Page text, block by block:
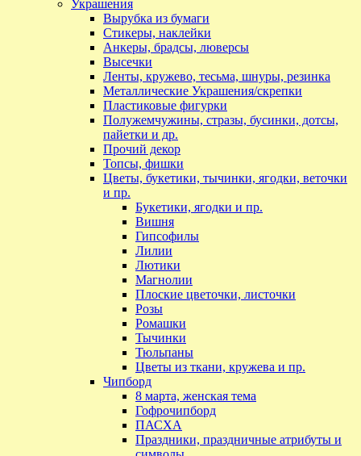
Украшения
Вырубка из бумаги
Стикеры, наклейки
Анкеры, брадсы, люверсы
Высечки
Ленты, кружево, тесьма, шнуры, резинка
Металлические Украшения/скрепки
Пластиковые фигурки
Полужемчужины, стразы, бусинки, дотсы,
пайетки и др.
Прочий декор
Топсы, фишки
Цветы, букетики, тычинки, ягодки, веточки
и пр.
Букетики, ягодки и пр.
Вишня
Гипсофилы
Лилии
Лютики
Магнолии
Плоские цветочки, листочки
Розы
Ромашки
Тычинки
Тюльпаны
Цветы из ткани, кружева и пр.
Чипборд
8 марта, женская тема
Гофрочипборд
ПАСХА
Праздники, праздничные атрибуты и